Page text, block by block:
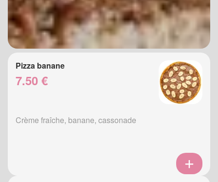
Pizza banane
7.50 €
Crème fraîche, banane, cassonade